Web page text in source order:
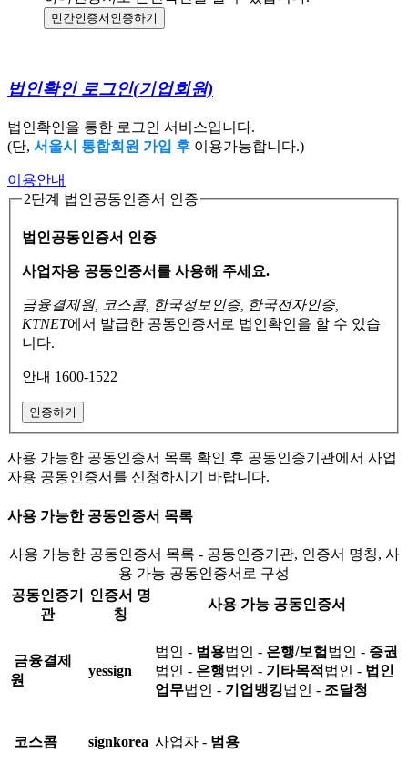
민간인증서 인증하기
법인확인 로그인(기업회원)
법인확인을 통한 로그인 서비스입니다.
(단, 서울시 통합회원 가입 후 이용가능합니다.)
이용안내
2단계 법인공동인증서 인증
법인공동인증서 인증
사업자용 공동인증서를 사용해 주세요.
금융결제원, 코스콤, 한국정보인증, 한국전자인증,
KTNET에서 발급한 공동인증서로 법인확인을 할 수 있습
니다.
안내 1600-1522
인증하기
사용 가능한 공동인증서 목록 확인 후 공동인증기관에서 사업
자용 공동인증서를 신청하시기 바랍니다.
사용 가능한 공동인증서 목록
사용 가능한 공동인증서 목록 - 공동인증기관, 인증서 명칭, 사
용 가능 공동인증서로 구성
공동인증기
관
인증서 명
칭
사용 가능 공동인증서
금융결제
원
yessign
법인 - 범용법인 - 은행/보험 법인 - 증권
법인 - 은행법인 - 기타목적 법인 - 법인
업무법인 - 기업뱅킹법인 - 조달청
코스콤 signkorea 사업자 - 범용